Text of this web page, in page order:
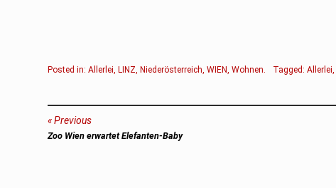
Posted in:Allerlei ,LINZ ,Niederösterreich ,WIEN ,Wohnen Tagged:Allerlei
Beitragsnavigation
Previous
Previous
Zoo Wien erwartet Elefanten-Baby